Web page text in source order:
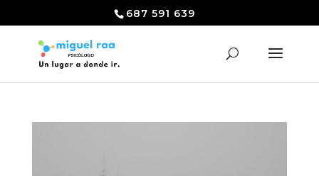
687 591 639